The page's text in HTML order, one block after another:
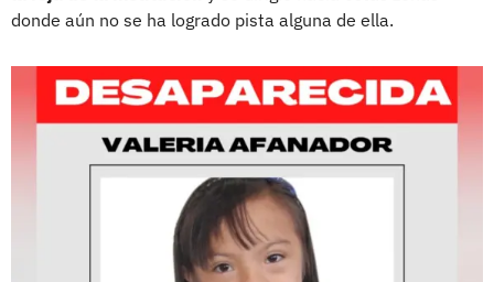
donde aún no se ha logrado pista alguna de ella.